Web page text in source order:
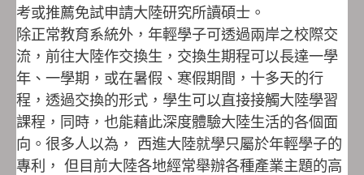
考或推薦免試申請大陸研究所讀碩士。
除正常教育系統外，年輕學子可透過兩岸之校際交
流，前往大陸作交換生，交換生期程可以長達一學
年、一學期，或在暑假、寒假期間，十多天的行
程，透過交換的形式，學生可以直接接觸大陸學習
課程，同時，也能藉此深度體驗大陸生活的各個面
向。很多人以為， 西進大陸就學只屬於年輕學子的
專利， 但目前大陸各地經常舉辦各種產業主題的高